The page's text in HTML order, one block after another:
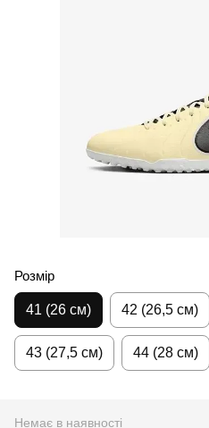
Розмір
41 (26 см) 42 (26,5 см)
43 (27,5 см) 44 (28 см)
Немає в наявності